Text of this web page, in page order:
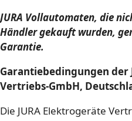
JURA Vollautomaten, die
Händler gekauft wurden,
Garantie.
Garantiebedingungen der
Vertriebs-GmbH,
Die JURA Elektrogeräte